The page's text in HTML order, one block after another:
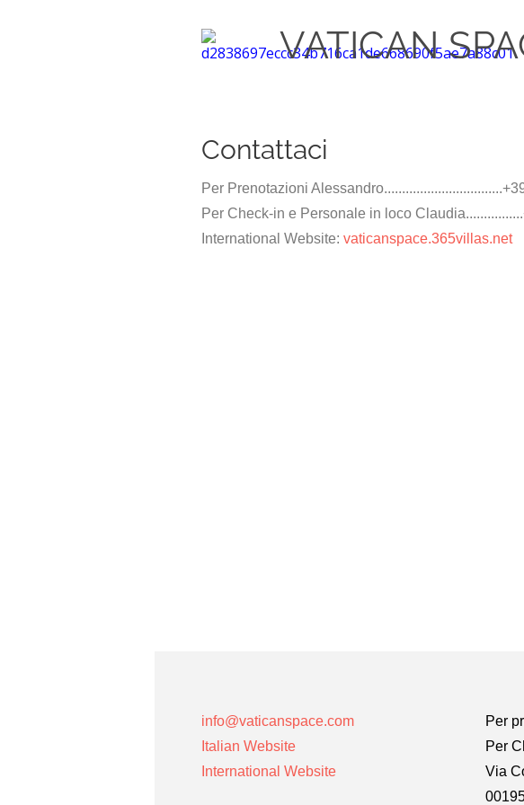
VATICAN
info@vaticanspace.com
Italian Website
International Website
Per
Per
Via
Contattaci
Per Prenotazioni
Per Check-in e Personale in loco
International Website: vaticanspace.365villas.net